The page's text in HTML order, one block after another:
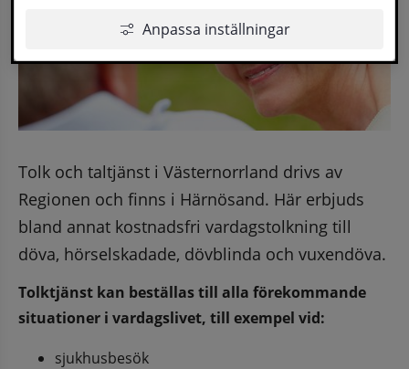
Anpassa inställningar
Tolk och taltjänst i Västernorrland drivs av
Regionen och finns i Härnösand. Här erbjuds
bland annat kostnadsfri vardagstolkning till
döva, hörselskadade, dövblinda och vuxendöva.
Tolktjänst kan beställas till alla förekommande
situationer i vardagslivet, till exempel vid:
sjukhusbesök